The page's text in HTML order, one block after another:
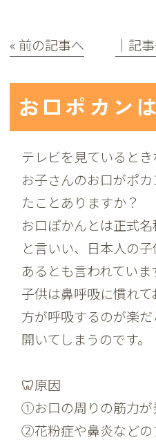
« 前の記事へ │記
お口ポカン
テレビを見ていると
お子さんのお口がポ
たことありますか？
お口ぽかんとは正式名
と言いい、日本人の
あるとも言われていま
子供は鼻呼吸に慣れ
方が呼吸するのが楽
開いてしまうのです。
🦷原因
①お口の周りの筋力が
②花粉症や鼻炎などの